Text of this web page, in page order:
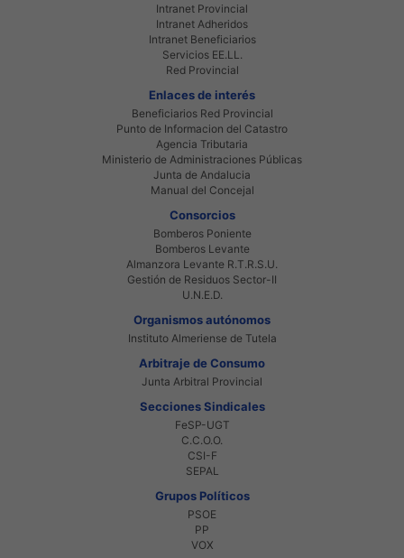
Intranet Provincial
Intranet Adheridos
Intranet Beneficiarios
Servicios EE.LL.
Red Provincial
Enlaces de interés
Beneficiarios Red Provincial
Punto de Informacion del Catastro
Agencia Tributaria
Ministerio de Administraciones Públicas
Junta de Andalucia
Manual del Concejal
Consorcios
Bomberos Poniente
Bomberos Levante
Almanzora Levante R.T.R.S.U.
Gestión de Residuos Sector-II
U.N.E.D.
Organismos autónomos
Instituto Almeriense de Tutela
Arbitraje de Consumo
Junta Arbitral Provincial
Secciones Sindicales
FeSP-UGT
C.C.O.O.
CSI-F
SEPAL
Grupos Políticos
PSOE
PP
VOX